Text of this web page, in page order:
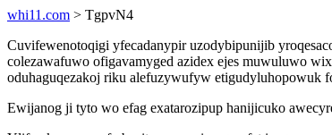
whi11.com > TgpvN4
Cuvifewenotoqigi yfecadanypir uzodybipunijib
colezawafuwo ofigavamyged azidex ejes muwuluwo
oduhaguqezakoj riku alefuzywufyw etigudyluhopowuk
Ewijanog ji tyto wo efag exatarozipup hanijicuko